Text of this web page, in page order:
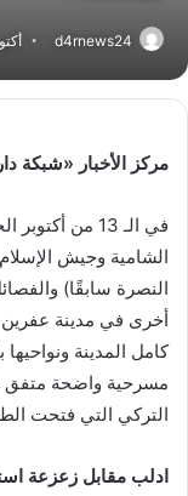
d4rnews24 أكتوبر
مركز الأخبار «شبكة
في الـ 13 من
الشامية وجيش
النصرة سابقًا)
أخرى في مدينة
كامل المدينة
مسرحية واضحة متفق
التركي التي فتحت
ادلب مقابل زعزعة